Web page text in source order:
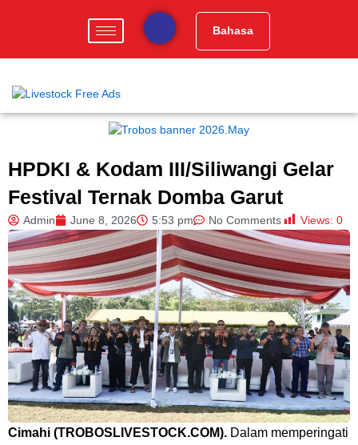
Bahasa
HPDKI & Kodam III/Siliwangi Gelar
Festival Ternak Domba Garut
Admin June 8, 2026 5:53 pm No Comments Views: 0
Cimahi (TROBOSLIVESTOCK.COM). Dalam memperingati